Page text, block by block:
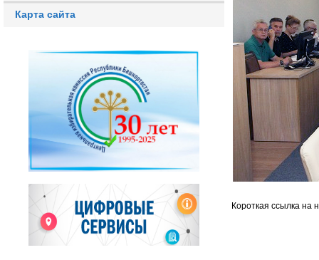
Карта сайта
Короткая ссылка на